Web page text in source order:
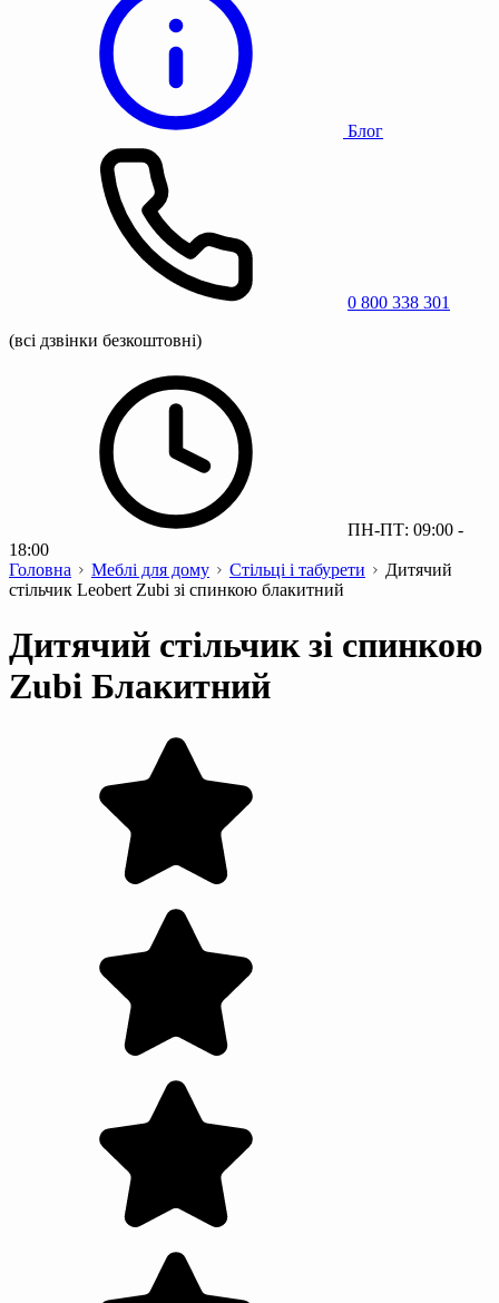
Блог
0 800 338 301
(всі дзвінки безкоштовні)
ПН-ПТ: 09:00 -
18:00
Головна
Меблі для дому Стільці і табурети
Дитячий
стільчик Leobert Zubi зі спинкою блакитний
Дитячий стільчик зі спинкою
Zubi Блакитний